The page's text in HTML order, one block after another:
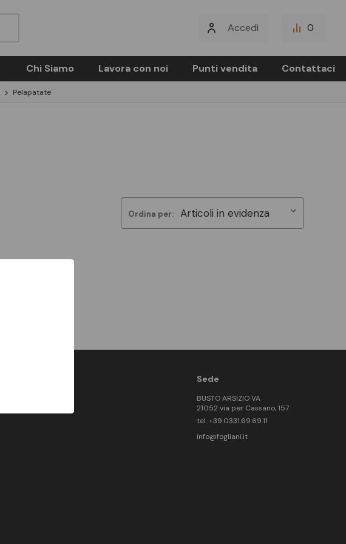
Accedi 0
Chi Siamo Lavora con noi Punti vendita Contattaci
Pelapatate
Ordina per:
Sede
BUSTO ARSIZIO VA
21052 via per Cassano, 157
tel. +39.0331.69.69.11
info@fogliani.it